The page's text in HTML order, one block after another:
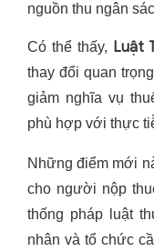
nguồn thu ngân
Có thể thấy, Luật
thay đổi quan
giảm nghĩa vụ
phù hợp với thực
Những điểm mới
cho người nộp
thống pháp luật
nhân và tổ chức